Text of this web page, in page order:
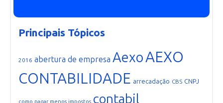
Principais Tópicos
2016 abertura de empresa AexoAEXO
CONTABILIDADE arrecadação CBS CNPJ
como pagar menos impostos contabil